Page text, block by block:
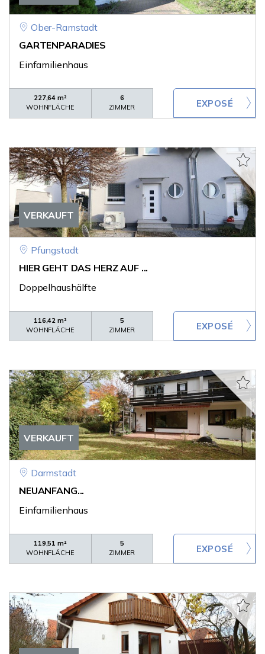
Ober-Ramstadt
GARTENPARADIES
Einfamilienhaus
227,64 m²
WOHNFLÄCHE
6
ZIMMER
VERKAUFT
Pfungstadt
HIER GEHT DAS HERZ AUF ...
Doppelhaushälfte
116,42 m²
WOHNFLÄCHE
5
ZIMMER
VERKAUFT
Darmstadt
NEUANFANG...
Einfamilienhaus
119,51 m²
WOHNFLÄCHE
5
ZIMMER